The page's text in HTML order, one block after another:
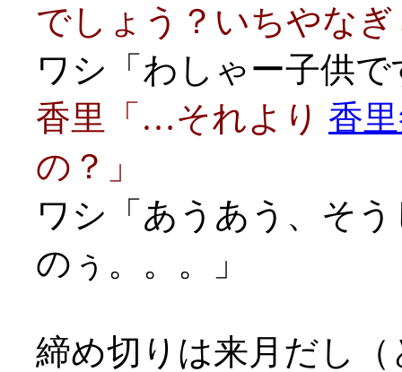
でしょう？いちやな
ワシ「わしゃー子供
香里「…それより 香
の？」
ワシ「あうあう、そ
のぅ。。。」
締め切りは来月だし